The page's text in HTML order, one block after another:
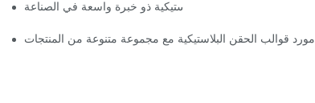
مورد قوالب الحقن البلاستيكية ذو خبرة واسعة في الصناعة
مورد قوالب الحقن البلاستيكية مع مجموعة متنوعة من المنتجات